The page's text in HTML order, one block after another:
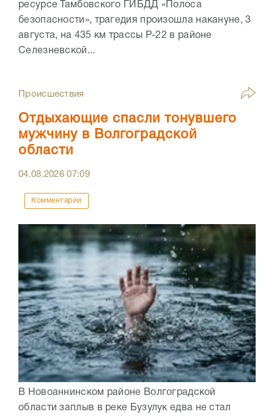
ресурсе Тамбовского ГИБДД «Полоса
безопасности», трагедия произошла накануне, 3
августа, на 435 км трассы Р-22 в районе
Селезневской...
Происшествия
Отдыхающие спасли тонувшего
мужчину в Волгоградской
области
04.08.202607:09
Комментарии
В Новоаннинском районе Волгоградской
области заплыв в реке Бузулук едва не стал